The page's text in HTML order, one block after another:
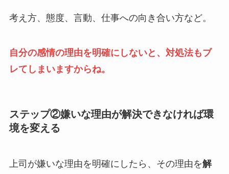
考え方、態度、言動、仕事への向き合い方など。
自分の感情の理由を明確にしないと、対処法もブ
レてしまいますからね。
ステップ②嫌いな理由が解決できなければ環
境を変える
上司が嫌いな理由を明確にしたら、その理由を解